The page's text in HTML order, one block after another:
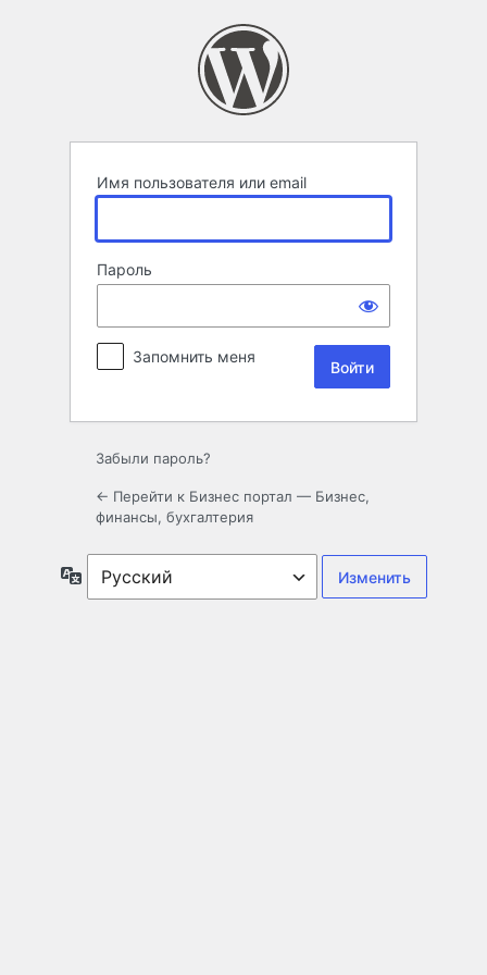
Имя пользователя или email
Пароль
Запомнить меня
Забыли пароль?
← Перейти к Бизнес портал — Бизнес,
финансы, бухгалтерия
Язык